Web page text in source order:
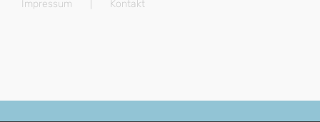
Impressum Kontakt